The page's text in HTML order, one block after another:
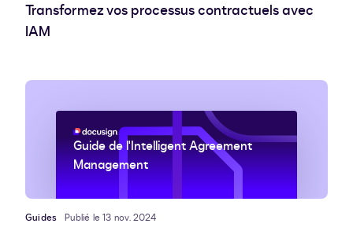
Transformez vos processus contractuels avec
IAM
Guide de l'Intelligent Agreement
Management
Guides Publié le 13 nov. 2024